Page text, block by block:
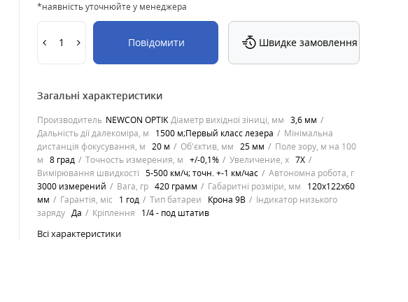
*наявність уточнюйте у менеджера
Повідомити Швидке замовлення
Загальні характеристики
Производитель NEWCON OPTIK Діаметр вихідної зіниці, мм
3,6 мм
Дальність дії далекоміра, м
1500 м;Первый класс лезера
Мінімальна
дистанція фокусування, м
20 м Об'єктив, мм 25 мм
Поле зору, м на 100
м
8 град Точность измерения, м +/-0,1% Увеличение, х 7Х
Вимірювання швидкості
5-500 км/ч; точн. +-1 км/час
Автономна робота, г
3000 измерений
Вага, гр 420 грамм Габаритні розміри, мм
120х122х60
мм
Гарантія, міс 1 год Тип батареи Крона 9В
Індикатор низького
заряду Да Кріплення 1/4 - под штатив
Всі характеристики